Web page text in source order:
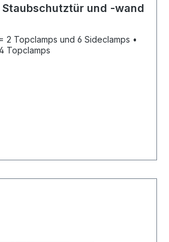
und -wand
2 Topclamps und 6 Sideclamps •
Topclamps